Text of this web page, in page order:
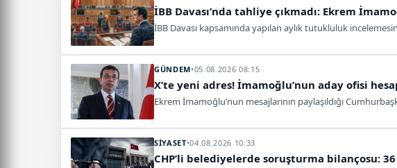
İBB Davası’nda tahliye çıkmadı: Ekrem
İBB Davası kapsamında yapılan aylık tutukluluk
GÜNDEM•05.08.2026 08:15
X’te yeni adres! İmamoğlu’nun aday ofisi
Ekrem İmamoğlu’nun mesajlarının paylaşıldığı
SİYASET•04.08.2026 10:33
CHP’li belediyelerde soruşturma bilançosu: